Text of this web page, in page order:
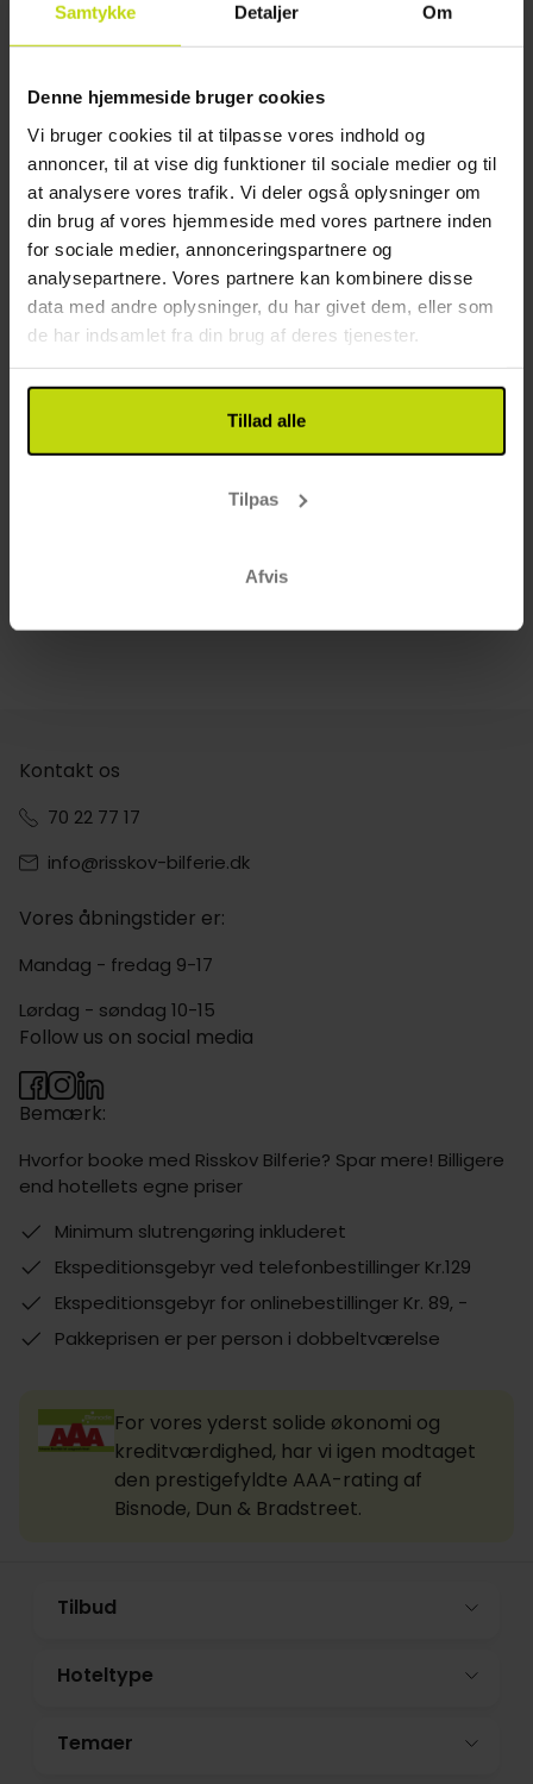
Samtykke Detaljer Om
Denne hjemmeside bruger cookies
Vi bruger cookies til at tilpasse vores indhold og
annoncer, til at vise dig funktioner til sociale medier og til
at analysere vores trafik. Vi deler også oplysninger om
din brug af vores hjemmeside med vores partnere inden
for sociale medier, annonceringspartnere og
analysepartnere. Vores partnere kan kombinere disse
data med andre oplysninger, du har givet dem, eller som
de har indsamlet fra din brug af deres tjenester.
Tillad alle
Tilpas
Afvis
Kontakt os
70 22 77 17
info@risskov-bilferie.dk
Vores åbningstider er:
Mandag - fredag 9-17
Lørdag - søndag 10-15
Bemærk:
Hvorfor booke med Risskov Bilferie? Spar mere! Billigere
end hotellets egne priser
Minimum slutrengøring inkluderet
Ekspeditionsgebyr ved telefonbestillinger Kr.129
Ekspeditionsgebyr for onlinebestillinger Kr. 89, -
Pakkeprisen er per person i dobbeltværelse
Follow us on social media
For vores yderst solide økonomi og
kreditværdighed, har vi igen modtaget
den prestigefyldte AAA-rating af
Bisnode, Dun & Bradstreet.
Tilbud
Hoteltype
Temaer